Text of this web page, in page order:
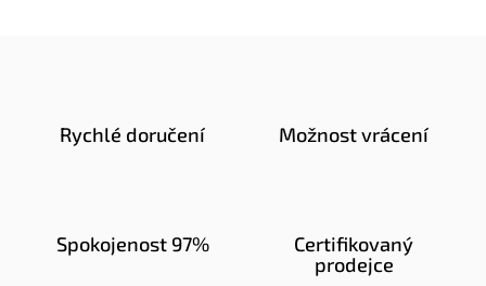
Rychlé doručení Možnost vrácení
Spokojenost 97%
Certifikovaný
prodejce